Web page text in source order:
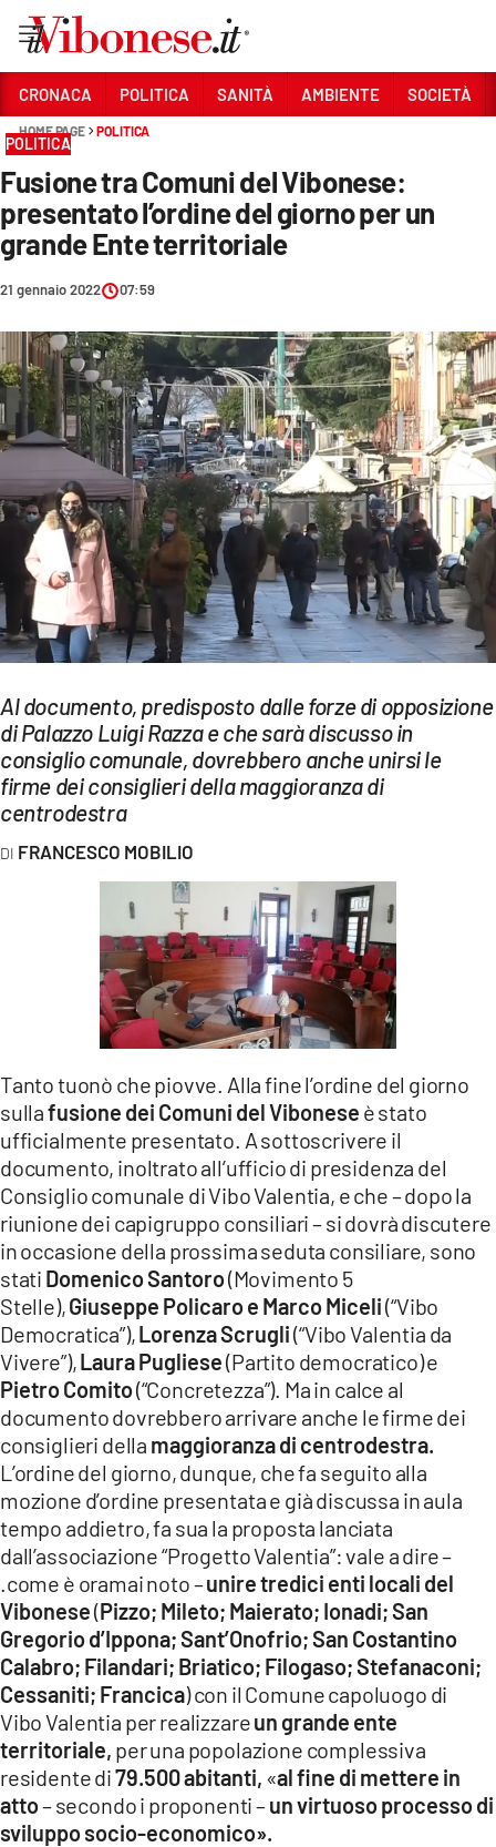
Sezioni
CRONACA
POLITICA
SOCIETÀ
CULTURA
ECONOMIA E LAVORO
EVENTI
SPORT
Streaming
LAC TV
LAC NETWORK
LAC ONAIR
LaC
LACPLAY.IT
LACONAIR.IT
LACITYMAG.IT
COSENZACHANNEL.IT
ILVIBONESE.IT
CATANZAROCHANNEL.IT
LACAPITALENEWS.IT
ANDROID
CRONACA POLITICA SANITÀ AMBIENTE SOCIETÀ
HOME PAGE POLITICA
POLITICA
Fusione tra Comuni del Vibonese:
presentato l’ordine del giorno per un
grande Ente territoriale
21 gennaio 2022 07:59
Al documento, predisposto dalle forze di opposizione
di Palazzo Luigi Razza e che sarà discusso in
consiglio comunale, dovrebbero anche unirsi le
firme dei consiglieri della maggioranza di
centrodestra
FRANCESCO MOBILIO
Tanto tuonò che piovve. Alla fine l’ordine del giorno
sullafusione dei Comuni del Vibonese è stato
ufficialmente presentato. A sottoscrivere il
documento, inoltrato all’ufficio di presidenza del
Consiglio comunale di Vibo Valentia, e che – dopo la
riunione dei capigruppo consiliari – si dovrà discutere
in occasione della prossima seduta consiliare, sono
stati Domenico Santoro(Movimento 5
Stelle),Giuseppe Policaro e Marco Miceli(“Vibo
Democratica”),Lorenza Scrugli(“Vibo Valentia da
Vivere”),Laura Pugliese(Partito democratico) e
Pietro Comito(“Concretezza”). Ma in calce al
documento dovrebbero arrivare anche le firme dei
consiglieri della maggioranza di centrodestra.
L’ordine del giorno, dunque, che fa seguito alla
mozione d’ordine presentata e già discussa in aula
tempo addietro, fa sua la proposta lanciata
dall’associazione “Progetto Valentia”: vale a dire –
.come è oramai noto –unire tredici enti locali del
Vibonese(Pizzo; Mileto; Maierato; Ionadi; San
Gregorio d’Ippona; Sant’Onofrio; San Costantino
Calabro; Filandari; Briatico; Filogaso; Stefanaconi;
Cessaniti; Francica) con il Comune capoluogo di
ViboValentia per realizzareun grande ente
territoriale, per una popolazione complessiva
residente di79.500 abitanti, «al fine di mettere in
atto– secondo i proponenti –un virtuoso processo di
sviluppo socio-economico».